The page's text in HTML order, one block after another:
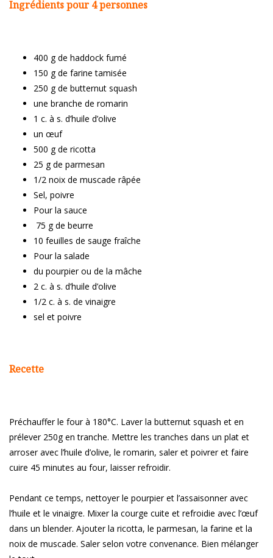
Ingrédients pour 4 personnes
400 g de haddock fumé
150 g de farine tamisée
250 g de butternut squash
une branche de romarin
1 c. à s. d’huile d’olive
un œuf
500 g de ricotta
25 g de parmesan
1/2 noix de muscade râpée
Sel, poivre
Pour la sauce
75 g de beurre
10 feuilles de sauge fraîche
Pour la salade
du pourpier ou de la mâche
2 c. à s. d’huile d’olive
1/2 c. à s. de vinaigre
sel et poivre
Recette
Préchauffer le four à 180°C. Laver la butternut squash et en
prélever 250g en tranche. Mettre les tranches dans un plat et
arroser avec l’huile d’olive, le romarin, saler et poivrer et faire
cuire 45 minutes au four, laisser refroidir.
Pendant ce temps, nettoyer le pourpier et l’assaisonner avec
l’huile et le vinaigre. Mixer la courge cuite et refroidie avec l’œuf
dans un blender. Ajouter la ricotta, le parmesan, la farine et la
noix de muscade. Saler selon votre convenance. Bien mélanger